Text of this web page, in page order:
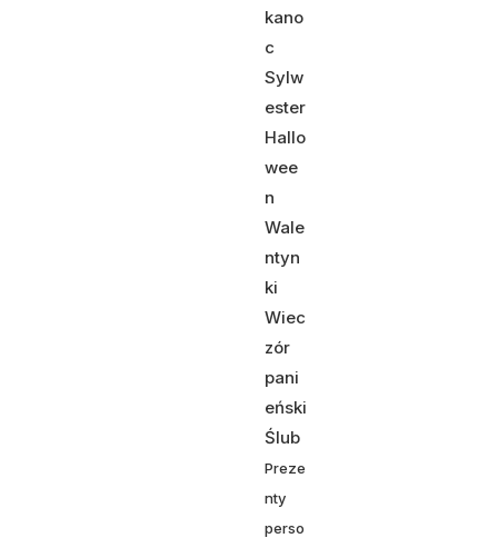
kano
c
Sylw
ester
Hallo
wee
n
Wale
ntyn
ki
Wiec
zór
pani
eński
Ślub
Preze
nty
perso